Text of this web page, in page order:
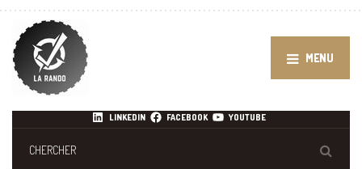
MENU
LINKEDIN FACEBOOK YOUTUBE